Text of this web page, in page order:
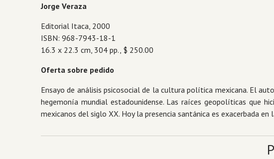
Jorge Veraza
Editorial Itaca, 2000
ISBN: 968-7943-18-1
16.3 x 22.3 cm, 304 pp., $ 250.00
Oferta sobre pedido
Ensayo de análisis psicosocial de la cultura política mexicana. El
hegemonía mundial estadounidense. Las raíces geopolíticas que
mexicanos del siglo XX. Hoy la presencia santánica es exacerbada